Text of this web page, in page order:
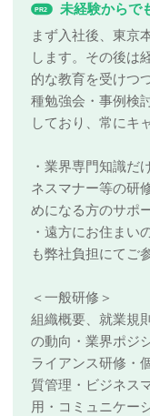
PR2
未経験からで
まず入社後、東京
します。その後は
的な教育を受けつ
種勉強会・事例検
しており、常にキ
・業界専門知識だ
ネスマナー等の研
めになる方のサポ
・遠方にお住まい
も弊社負担にてご
＜一般研修＞
組織概要、就業規
の動向・業界ポジ
ライアンス研修・
質管理・ビジネス
用・コミュニケー